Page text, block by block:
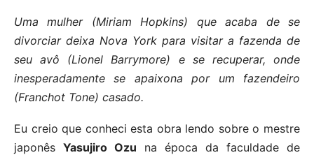
Uma mulher (Miriam Hopkins) que acaba de se
divorciar deixa Nova York para visitar a fazenda de
seu avô (Lionel Barrymore) e se recuperar, onde
inesperadamente se apaixona por um fazendeiro
(Franchot Tone) casado.
Eu creio que conheci esta obra lendo sobre o mestre
japonês Yasujiro Ozu na época da faculdade de